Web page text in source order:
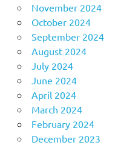
November 2024
October 2024
September 2024
August 2024
July 2024
June 2024
April 2024
March 2024
February 2024
December 2023